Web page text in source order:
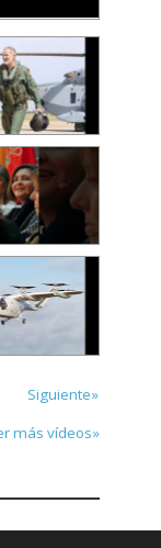
Siguiente»
más vídeos»